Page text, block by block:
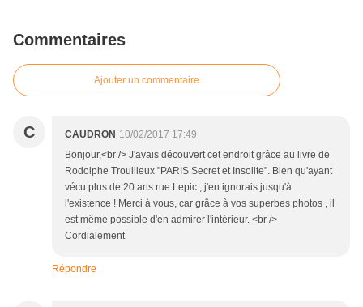
Commentaires
Ajouter un commentaire
C CAUDRON 10/02/2017 17:49
Bonjour,<br /> J'avais découvert cet endroit grâce au livre de
Rodolphe Trouilleux "PARIS Secret et Insolite". Bien qu'ayant
vécu plus de 20 ans rue Lepic , j'en ignorais jusqu'à
l'existence ! Merci à vous, car grâce à vos superbes photos , il
est même possible d'en admirer l'intérieur. <br />
Cordialement
Répondre